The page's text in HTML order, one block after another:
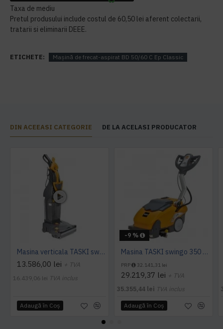
Taxa de mediu
Pretul produsului include costul de 60,50 lei aferent colectarii,
tratarii si eliminarii DEEE.
ETICHETE: Mașină de frecat-aspirat BD 50/60 C Ep Classic
DIN ACEEASI CATEGORIE DE LA ACELASI PRODUCATOR
Masina verticala TASKI swingo 150 E EURO, 1100W
13.586,00 lei + TVA
16.439,06 lei TVA inclus
Adaugă în Coş
-9 %
Masina TASKI swingo 350 B BMS EURO
PRP 32.141,31 lei
29.219,37 lei + TVA
35.355,44 lei TVA inclus
Adaugă în Coş